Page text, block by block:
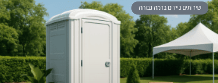
שירותים ניידים ברמה גבוהה